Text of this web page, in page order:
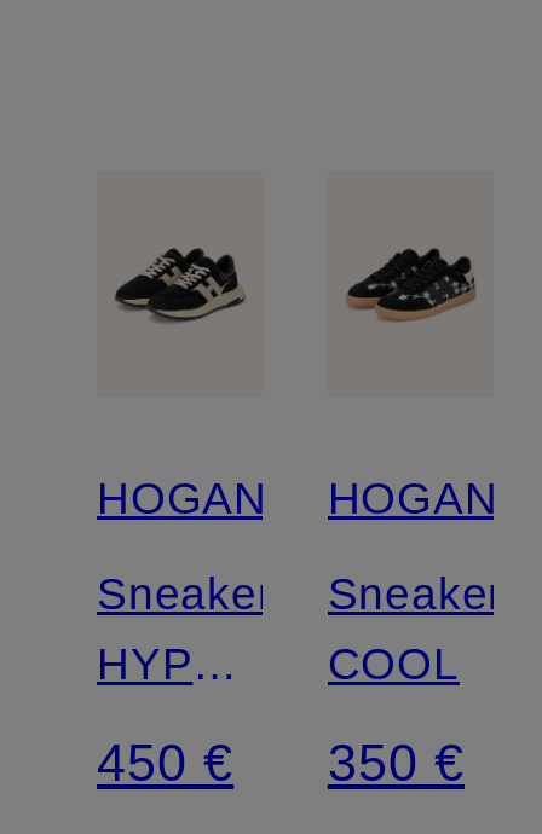
HOGAN
Sneaker
HYPERLIGHT
ALLACCIATO
450 €
HOGAN
Sneaker
COOL
350 €